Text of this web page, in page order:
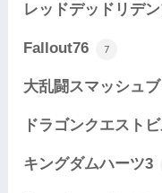
レッドデッドリデ
Fallout76 7
大乱闘スマッシュ
ドラゴンクエスト
キングダムハーツ3